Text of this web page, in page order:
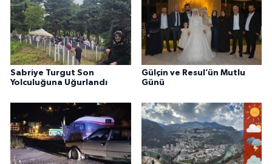
Sabriye Turgut Son
Yolculuğuna Uğurlandı
Gülçin ve Resul’ün Mutlu
Günü